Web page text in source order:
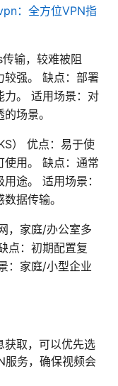
：全方位VPN指
输，较难被阻
较强。 缺点：部署
力。 适用场景：对
场景。
） 优点：易于使
使用。 缺点：通常
途。 适用场景：
据传输。
，家庭/办公室多
点：初期配置复
：家庭/小型企业
获取，可以优先选
服务，确保视频会